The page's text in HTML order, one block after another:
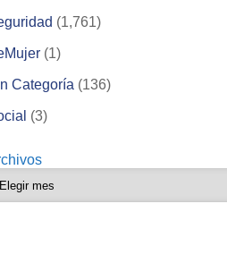
(1,761)
(1)
Categoría (136)
(3)